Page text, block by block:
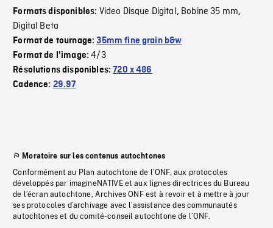
Formats disponibles: Video Disque Digital, Bobine 35 mm,
Digital Beta
Format de tournage:35mm fine grain b&w
Format de l'image:4/3
Résolutions disponibles:720 x 486
Cadence: 29.97
Moratoire sur les contenus autochtones
Conformément au Plan autochtone de l’ONF, aux protocoles
développés par imagineNATIVE et aux lignes directrices du Bureau
de l’écran autochtone, Archives ONF est à revoir et à mettre à jour
ses protocoles d’archivage avec l’assistance des communautés
autochtones et du comité-conseil autochtone de l’ONF.